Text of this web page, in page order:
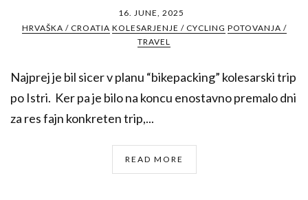
16. JUNE, 2025
HRVAŠKA / CROATIA KOLESARJENJE / CYCLING POTOVANJA /
TRAVEL
Najprej je bil sicer v planu “bikepacking” kolesarski trip
po Istri. Ker pa je bilo na koncu enostavno premalo dni
za res fajn konkreten trip,...
READ MORE